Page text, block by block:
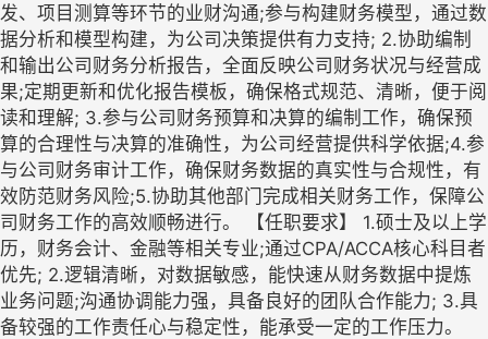
发、项目测算等环节的业财沟通;参与构建财务模型，通过数
据分析和模型构建，为公司决策提供有力支持; 2.协助编制
和输出公司财务分析报告，全面反映公司财务状况与经营成
果;定期更新和优化报告模板，确保格式规范、清晰，便于阅
读和理解; 3.参与公司财务预算和决算的编制工作，确保预
算的合理性与决算的准确性，为公司经营提供科学依据;4.参
与公司财务审计工作，确保财务数据的真实性与合规性，有
效防范财务风险;5.协助其他部门完成相关财务工作，保障公
司财务工作的高效顺畅进行。 【任职要求】 1.硕士及以上学
历，财务会计、金融等相关专业;通过CPA/ACCA核心科目者
优先; 2.逻辑清晰，对数据敏感，能快速从财务数据中提炼
业务问题;沟通协调能力强，具备良好的团队合作能力; 3.具
备较强的工作责任心与稳定性，能承受一定的工作压力。